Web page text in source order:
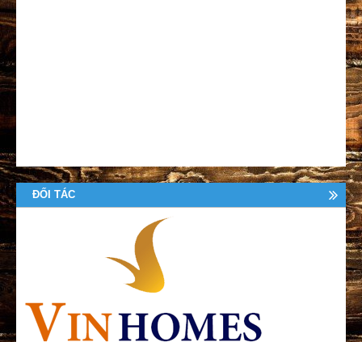
ĐỐI TÁC